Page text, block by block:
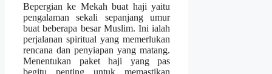
Bepergian ke Mekah buat haji yaitu
pengalaman sekali sepanjang umur
buat beberapa besar Muslim. Ini ialah
perjalanan spiritual yang memerlukan
rencana dan penyiapan yang matang.
Menentukan paket haji yang pas
begitu penting untuk memastikan